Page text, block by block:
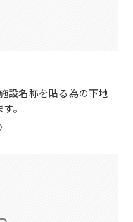
設名称を貼る為の下地
。